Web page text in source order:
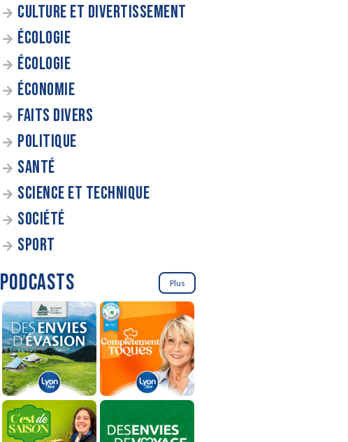
CULTURE ET DIVERTISSEMENT
ÉCOLOGIE
ÉCOLOGIE
ÉCONOMIE
FAITS DIVERS
POLITIQUE
SANTÉ
SCIENCE ET TECHNIQUE
SOCIÉTÉ
SPORT
PODCASTS Plus